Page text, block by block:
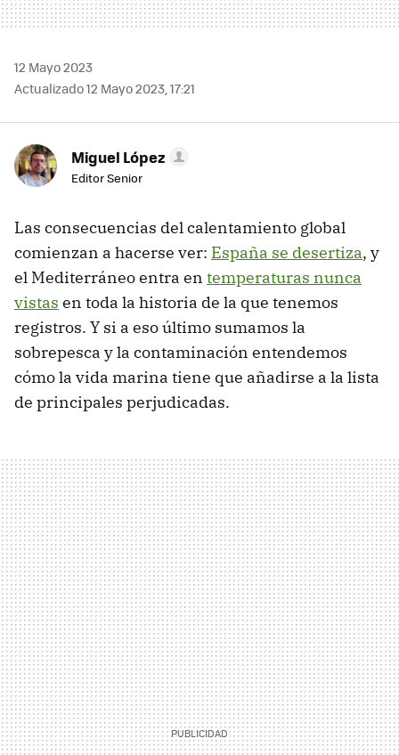
12 Mayo 2023
Actualizado 12 Mayo 2023, 17:21
Miguel López
Editor Senior
Las consecuencias del calentamiento global
comienzan a hacerse ver: España se desertiza, y
el Mediterráneo entra en temperaturas nunca
vistas en toda la historia de la que tenemos
registros. Y si a eso último sumamos la
sobrepesca y la contaminación entendemos
cómo la vida marina tiene que añadirse a la lista
de principales perjudicadas.